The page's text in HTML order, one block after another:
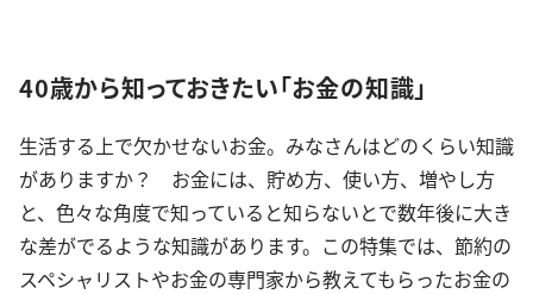
40歳から知っておきたい「お金の知識」
生活する上で欠かせないお金。みなさんはどのくらい知識
がありますか？ お金には、貯め方、使い方、増やし方
と、色々な角度で知っていると知らないとで数年後に大き
な差がでるような知識があります。この特集では、節約の
スペシャリストやお金の専門家から教えてもらったお金の